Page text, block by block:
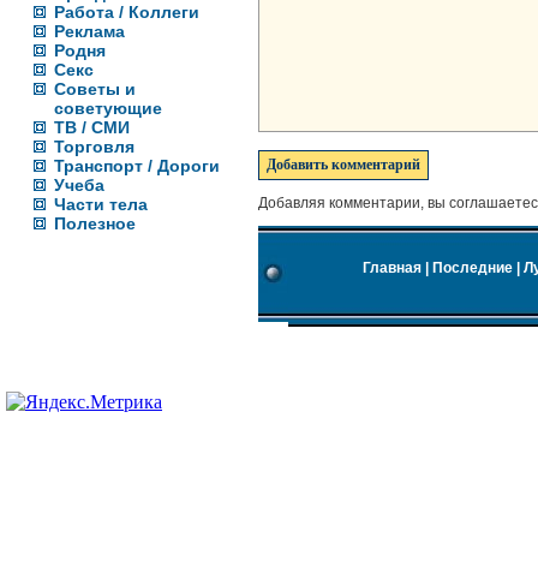
Работа / Коллеги
Реклама
Родня
Секс
Советы и
советующие
ТВ / СМИ
Торговля
Транспорт / Дороги
Учеба
Части тела
Полезное
Добавляя комментарии, вы
Главная Последние